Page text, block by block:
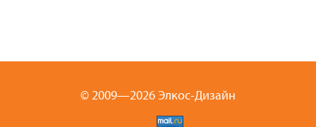
© 2009—2026 Элкос-Дизайн